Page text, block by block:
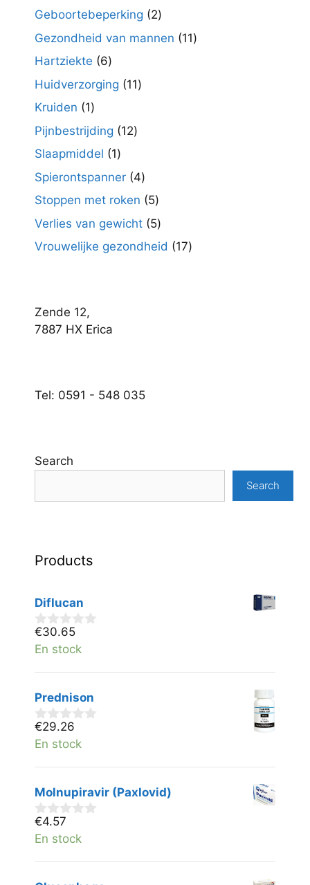
producten
Geboortebeperking 22
producten
Gezondheid van mannen 1111
Hartziekte 66
producten
Huidverzorging 1111
Kruiden 11
product
Pijnbestrijding 1212
Slaapmiddel 11
product
Spierontspanner 44
producten
Stoppen met roken 55
producten
Verlies van gewicht 55
producten
Vrouwelijke gezondheid 1717
Zende 12,
7887 HX Erica
Tel: 0591 - 548 035
Search
Search
Products
Diflucan
0
v
n
€30.65
En stock
Prednison
0
v
n
€29.26
En stock
Molnupiravir (Paxlovid)
0
v
n
€4.57
En stock